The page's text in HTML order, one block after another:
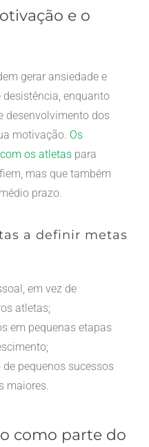
e o
gerar ansiedade e
enquanto
desenvolvimento dos
motivação. Os
os atletaspara
mas que também
prazo.
a definir metas
em vez de
atletas;
em pequenas etapas
pequenos sucessos
maiores.
como parte do